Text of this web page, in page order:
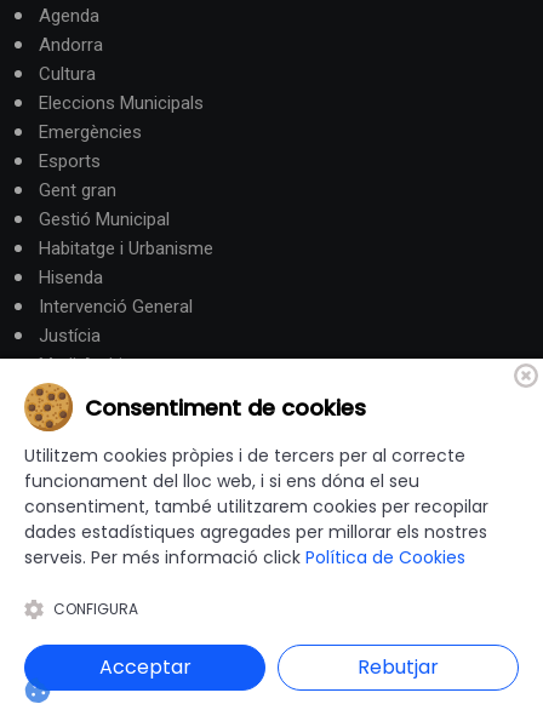
Agenda
Andorra
Cultura
Eleccions Municipals
Emergències
Esports
Gent gran
Gestió Municipal
Habitatge i Urbanisme
Hisenda
Intervenció General
Justícia
Medi Ambient
Mobilitat i Territori
Obres i serveis
Ocupació i Formació
Participació ciutadana
Promoció Econòmica
Salut
Seguretat
Societat
Altres Canals
Consentiment de cookies
Utilitzem cookies pròpies i de tercers per al correcte
funcionament del lloc web, i si ens dóna el seu
consentiment, també utilitzarem cookies per recopilar
dades estadístiques agregades per millorar els nostres
serveis. Per més informació click Política de Cookies
CONFIGURA
Acceptar Rebutjar